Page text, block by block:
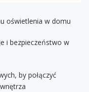
oświetlenia w domu
i bezpieczeństwo w
by połączyć